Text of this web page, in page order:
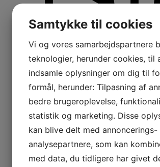
Køle-/fryseskabe
Fritstående køle-/
Integrerbare køle-/
Køleskabe med
Amerikanerkøleskabe
Samtykke til cookies
Vi og vores samarbejdspartnere
teknologier, herunder cookies, til
indsamle oplysninger om dig til
formål, herunder: Tilpasning af
bedre brugeroplevelse,
statistik og marketing. Disse
kan blive delt med annoncerings-
analysepartnere, som kan
med data, du tidligere har givet